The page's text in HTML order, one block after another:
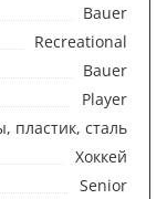
Bauer
Recreational
Bauer
Player
пластик, сталь
Хоккей
Senior